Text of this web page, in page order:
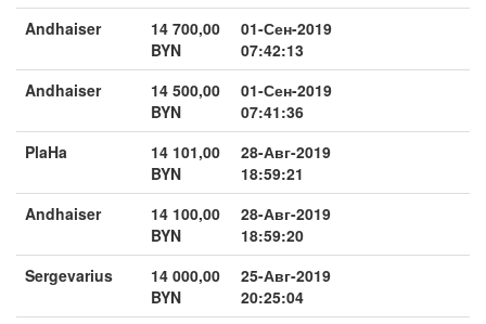
Andhaiser
14 700,00
BYN
01-Сен-2019
07:42:13
Andhaiser
14 500,00
BYN
01-Сен-2019
07:41:36
PlaHa
14 101,00
BYN
28-Авг-2019
18:59:21
Andhaiser
14 100,00
BYN
28-Авг-2019
18:59:20
Sergevarius
14 000,00
BYN
25-Авг-2019
20:25:04